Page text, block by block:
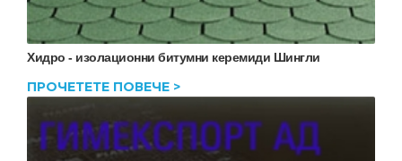
Хидро - изолационни битумни керемиди Шингли
ПРОЧЕТЕТЕ ПОВЕЧЕ >